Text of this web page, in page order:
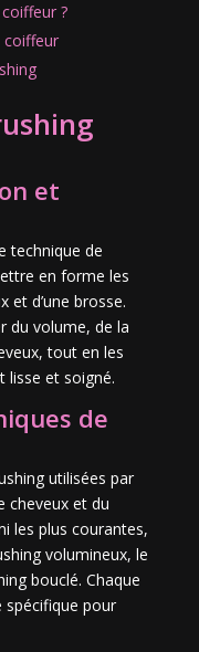
coiffeur ?
coiffeur
et
technique de
en forme les
et d’une brosse.
du volume, de la
tout en les
lisse et soigné.
de
utilisées par
cheveux et du
les plus courantes,
volumineux, le
bouclé. Chaque
spécifique pour